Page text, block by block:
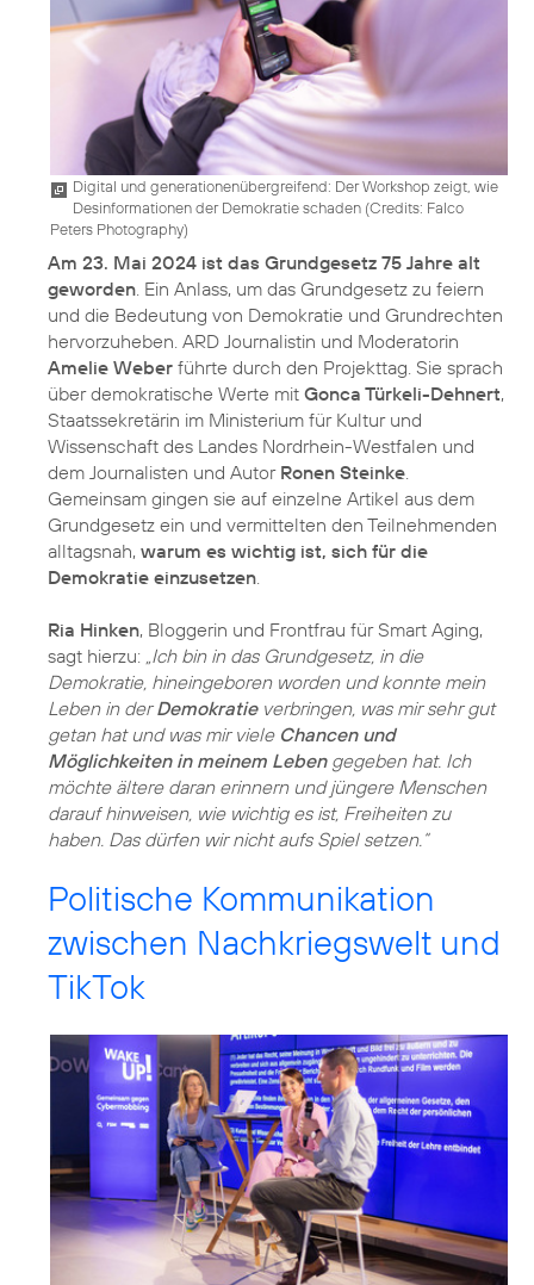
Digital und generationenübergreifend: Der Workshop zeigt, wie
Desinformationen der Demokratie schaden (Credits: Falco
Peters Photography)
Am 23. Mai 2024 ist das Grundgesetz 75 Jahre alt
geworden. Ein Anlass, um das Grundgesetz zu feiern
und die Bedeutung von Demokratie und Grundrechten
hervorzuheben. ARD Journalistin und Moderatorin
Amelie Weber führte durch den Projekttag. Sie sprach
über demokratische Werte mit Gonca Türkeli-Dehnert,
Staatssekretärin im Ministerium für Kultur und
Wissenschaft des Landes Nordrhein-Westfalen und
dem Journalisten und Autor Ronen Steinke.
Gemeinsam gingen sie auf einzelne Artikel aus dem
Grundgesetz ein und vermittelten den Teilnehmenden
alltagsnah, warum es wichtig ist, sich für die
Demokratie einzusetzen.
Ria Hinken, Bloggerin und Frontfrau für Smart Aging,
sagt hierzu: „Ich bin in das Grundgesetz, in die
Demokratie, hineingeboren worden und konnte mein
Leben in derDemokratieverbringen, was mir sehr gut
getan hat und was mir viele Chancen und
Möglichkeiten in meinem Lebengegeben hat. Ich
möchte ältere daran erinnern und jüngere Menschen
darauf hinweisen, wie wichtig es ist, Freiheiten zu
haben. Das dürfen wir nicht aufs Spiel setzen.“
Politische Kommunikation
zwischen Nachkriegswelt und
TikTok